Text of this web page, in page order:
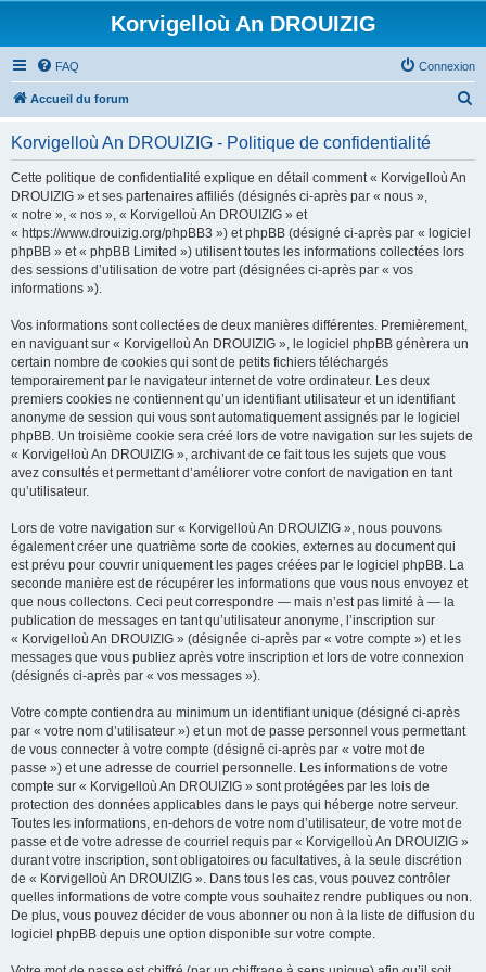
Korvigelloù An DROUIZIG
FAQ Connexion
Accueil du forum
Korvigelloù An DROUIZIG - Politique de confidentialité
Cette politique de confidentialité explique en détail comment « Korvigelloù An
DROUIZIG » et ses partenaires affiliés (désignés ci-après par « nous »,
« notre », « nos », « Korvigelloù An DROUIZIG » et
« https://www.drouizig.org/phpBB3 ») et phpBB (désigné ci-après par « logiciel
phpBB » et « phpBB Limited ») utilisent toutes les informations collectées lors
des sessions d’utilisation de votre part (désignées ci-après par « vos
informations »).
Vos informations sont collectées de deux manières différentes. Premièrement,
en naviguant sur « Korvigelloù An DROUIZIG », le logiciel phpBB génèrera un
certain nombre de cookies qui sont de petits fichiers téléchargés
temporairement par le navigateur internet de votre ordinateur. Les deux
premiers cookies ne contiennent qu’un identifiant utilisateur et un identifiant
anonyme de session qui vous sont automatiquement assignés par le logiciel
phpBB. Un troisième cookie sera créé lors de votre navigation sur les sujets de
« Korvigelloù An DROUIZIG », archivant de ce fait tous les sujets que vous
avez consultés et permettant d’améliorer votre confort de navigation en tant
qu’utilisateur.
Lors de votre navigation sur « Korvigelloù An DROUIZIG », nous pouvons
également créer une quatrième sorte de cookies, externes au document qui
est prévu pour couvrir uniquement les pages créées par le logiciel phpBB. La
seconde manière est de récupérer les informations que vous nous envoyez et
que nous collectons. Ceci peut correspondre — mais n’est pas limité à — la
publication de messages en tant qu’utilisateur anonyme, l’inscription sur
« Korvigelloù An DROUIZIG » (désignée ci-après par « votre compte ») et les
messages que vous publiez après votre inscription et lors de votre connexion
(désignés ci-après par « vos messages »).
Votre compte contiendra au minimum un identifiant unique (désigné ci-après
par « votre nom d’utilisateur ») et un mot de passe personnel vous permettant
de vous connecter à votre compte (désigné ci-après par « votre mot de
passe ») et une adresse de courriel personnelle. Les informations de votre
compte sur « Korvigelloù An DROUIZIG » sont protégées par les lois de
protection des données applicables dans le pays qui héberge notre serveur.
Toutes les informations, en-dehors de votre nom d’utilisateur, de votre mot de
passe et de votre adresse de courriel requis par « Korvigelloù An DROUIZIG »
durant votre inscription, sont obligatoires ou facultatives, à la seule discrétion
de « Korvigelloù An DROUIZIG ». Dans tous les cas, vous pouvez contrôler
quelles informations de votre compte vous souhaitez rendre publiques ou non.
De plus, vous pouvez décider de vous abonner ou non à la liste de diffusion du
logiciel phpBB depuis une option disponible sur votre compte.